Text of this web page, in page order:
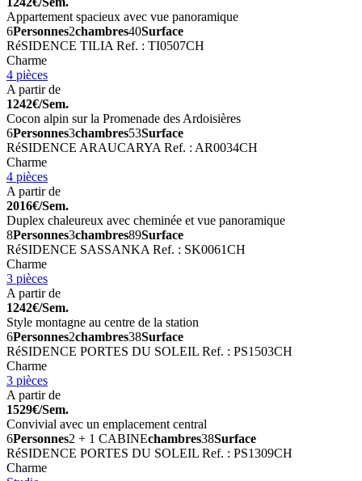
Appartement spacieux avec vue panoramique
6Personnes2chambres40Surface
RéSIDENCE TILIA Ref. : TI0507CH
Charme
4 pièces
A partir de
1242€/Sem.
Cocon alpin sur la Promenade des Ardoisières
6Personnes3chambres53Surface
RéSIDENCE ARAUCARYA Ref. : AR0034CH
Charme
4 pièces
A partir de
2016€/Sem.
Duplex chaleureux avec cheminée et vue panoramique
8Personnes3chambres89Surface
RéSIDENCE SASSANKA Ref. : SK0061CH
Charme
3 pièces
A partir de
1242€/Sem.
Style montagne au centre de la station
6Personnes2chambres38Surface
RéSIDENCE PORTES DU SOLEIL Ref. : PS1503CH
Charme
3 pièces
A partir de
1529€/Sem.
Convivial avec un emplacement central
6Personnes2 + 1 CABINEchambres38Surface
RéSIDENCE PORTES DU SOLEIL Ref. : PS1309CH
Charme